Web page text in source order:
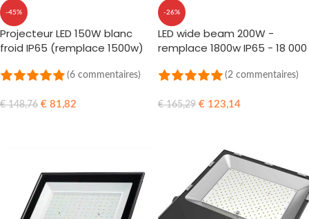
-45%
Projecteur LED 150W blanc
froid IP65 (remplace 1500w)
(6 commentaires)
€148,76 € 81,82
-26%
LED wide beam 200W -
remplace 1800w IP65 - 18 000
(2 commentaires)
€165,29 € 123,14